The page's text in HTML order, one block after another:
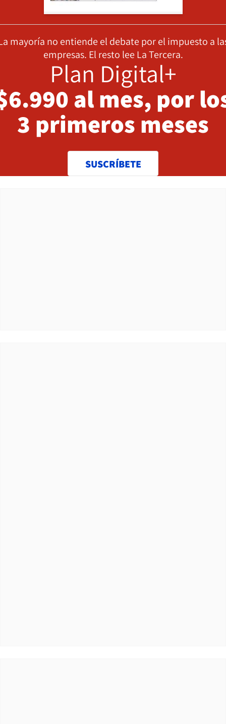
mayoría no entiende el debate por el impuesto a
empresas. El resto lee La Tercera.
Plan Digital+
al mes, por
3 primeros meses
SUSCRÍBETE